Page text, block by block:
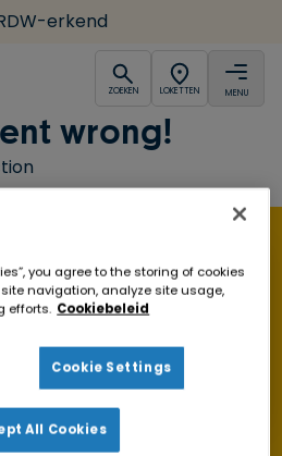
erkend
open
ZOEKEN LOKETTEN MENU
wrong!
in de buurt!
loketten
you agree to the storing of cookies
navigation, analyze site usage,
efforts. Cookiebeleid
Cookie Settings
All Cookies